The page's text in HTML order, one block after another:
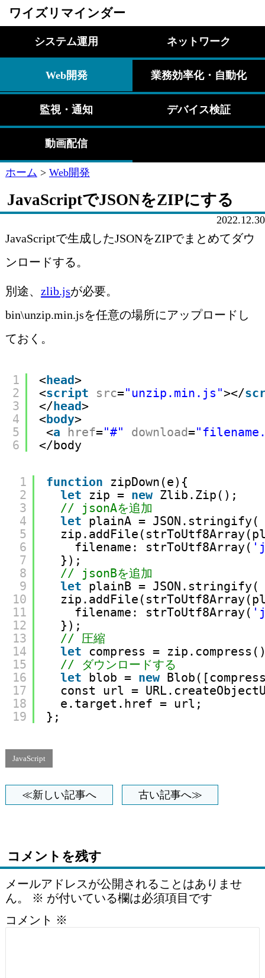
ワイズリマインダー
システム運用 ネットワーク
Web開発 業務効率化・自動化
監視・通知 デバイス検証
動画配信
ホーム > Web開発
JavaScriptでJSONをZIPにする
2022.12.30
JavaScriptで生成したJSONをZIPでまとめてダウ
ンロードする。
別途、 zlib.jsが必要。
bin\unzip.min.jsを任意の場所にアップロードし
ておく。
1
2
3
4
5
6
<head>
<script src="unzip.min.js"></
</head>
<body>
<a href="#" download=
</body
1
2
3
4
5
6
7
8
9
10
11
12
13
14
15
16
17
18
19
function
zipDown(e){
let
zip = new Zlib.Zip();
// jsonAを追加
let plainA =
filename: strToUtf8Array(
});
// jsonBを追加
let plainB =
filename: strToUtf8Array(
});
// 圧縮
let
compress =
// ダウンロードする
let blob = new
const url =
e.target.href = url;
};
JavaScript
≪新しい記事へ 古い記事へ≫
コメントを残す
メールアドレスが公開されることはありませ
ん。
※ が付いている欄は必須項目です
コメント ※